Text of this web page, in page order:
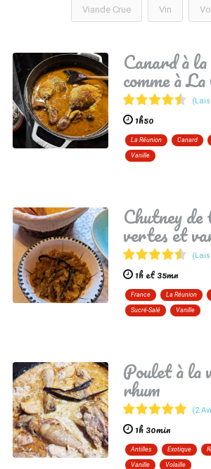
Viande Crue Vin
Canard à
comme à
1h50
La Réunion Canard
Vanille
Chutney
vertes et
1h et 35mn
France La Réunion
Sucré-Salé Vanille
Poulet à la
rhum
(2
1h 30min
Antilles Exotique
Vanille Volaille